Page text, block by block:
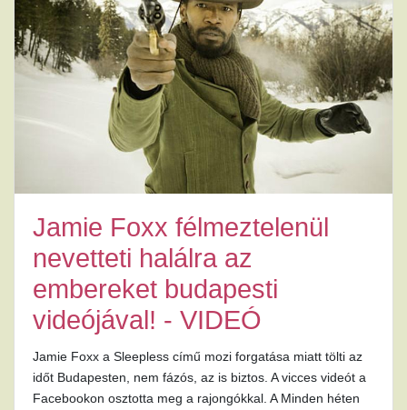
Jamie Foxx félmeztelenül
nevetteti halálra az
embereket budapesti
videójával! - VIDEÓ
Jamie Foxx a Sleepless című mozi forgatása miatt tölti az
időt Budapesten, nem fázós, az is biztos. A vicces videót a
Facebookon osztotta meg a rajongókkal. A Minden héten